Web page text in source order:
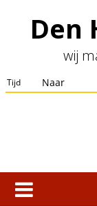
contentDen
wij
Zoeken
naar: